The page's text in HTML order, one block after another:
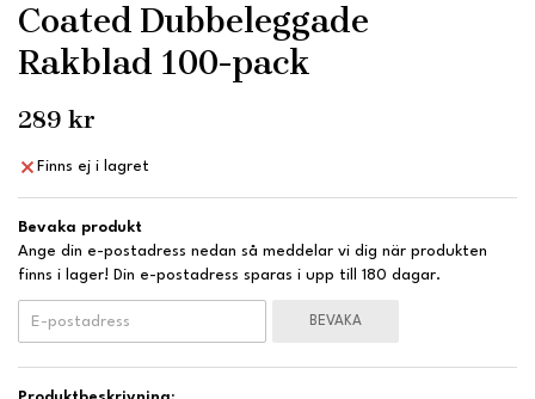
Coated Dubbeleggade
Rakblad 100-pack
289 kr
Finns ej i lagret
Bevaka produkt
Ange din e-postadress nedan så meddelar vi dig när produkten
finns i lager! Din e-postadress sparas i upp till 180 dagar.
BEVAKA